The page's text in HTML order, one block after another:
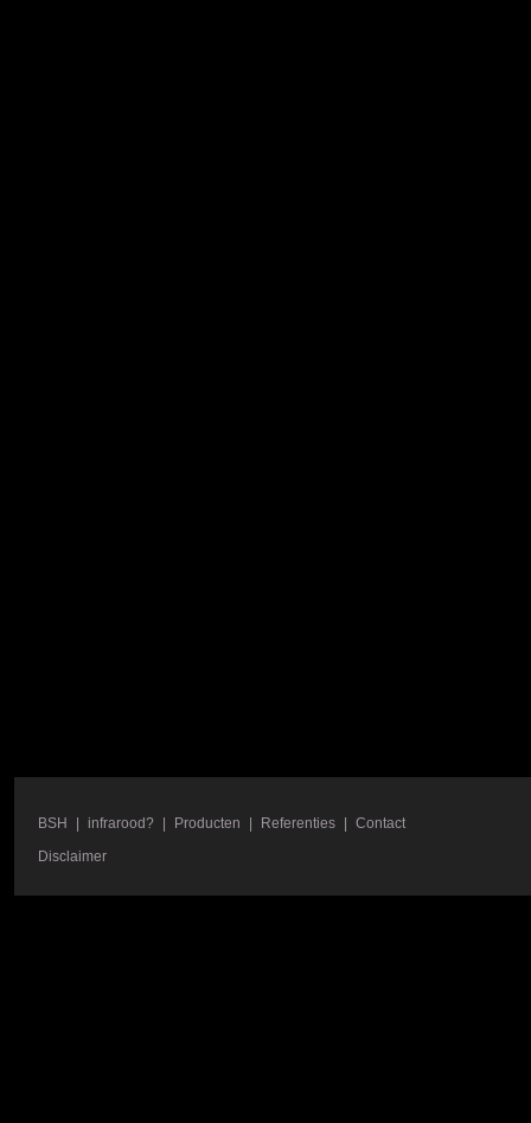
BSH infrarood? Producten Referenties
Contact
Disclaimer